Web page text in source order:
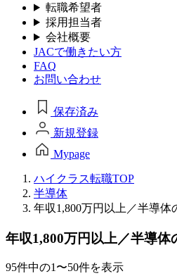
転職希望者
採用担当者
会社概要
JACで働きたい方
FAQ
お問い合わせ
保存済み
新規登録
Mypage
ハイクラス転職TOP
半導体
年収1,800万円以上／半導体
年収1,800万円以上／半導体
95件中の1〜50件を表示